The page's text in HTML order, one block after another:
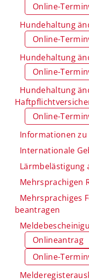
Online-
Hundehaltung
Online-
Hundehaltung
Online-
Hundehaltung
Online-
Informationen
Internationale
Lärmbelästigung
Mehrsprachigen
Mehrsprachiges
beantragen
Onlineantrag
Online-